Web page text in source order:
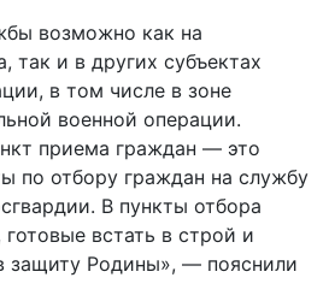
возможно как на
так и в других субъектах
в том числе в зоне
военной операции.
приема граждан — это
по отбору граждан на службу
В пункты отбора
встать в строй и
защиту Родины», — пояснили